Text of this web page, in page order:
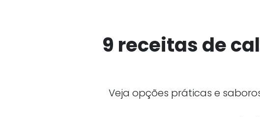
9 receitas de
Veja opções práticas e